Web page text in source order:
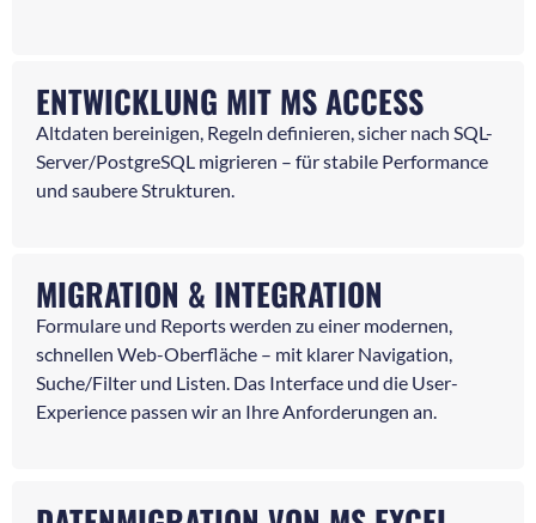
ENTWICKLUNG MIT MS ACCESS
Altdaten bereinigen, Regeln definieren, sicher nach SQL-
Server/PostgreSQL migrieren – für stabile Performance
und saubere Strukturen.
MIGRATION & INTEGRATION
Formulare und Reports werden zu einer modernen,
schnellen Web-Oberfläche – mit klarer Navigation,
Suche/Filter und Listen. Das Interface und die User-
Experience passen wir an Ihre Anforderungen an.